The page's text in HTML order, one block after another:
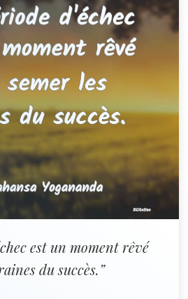
est un moment rêvé
du succès.”